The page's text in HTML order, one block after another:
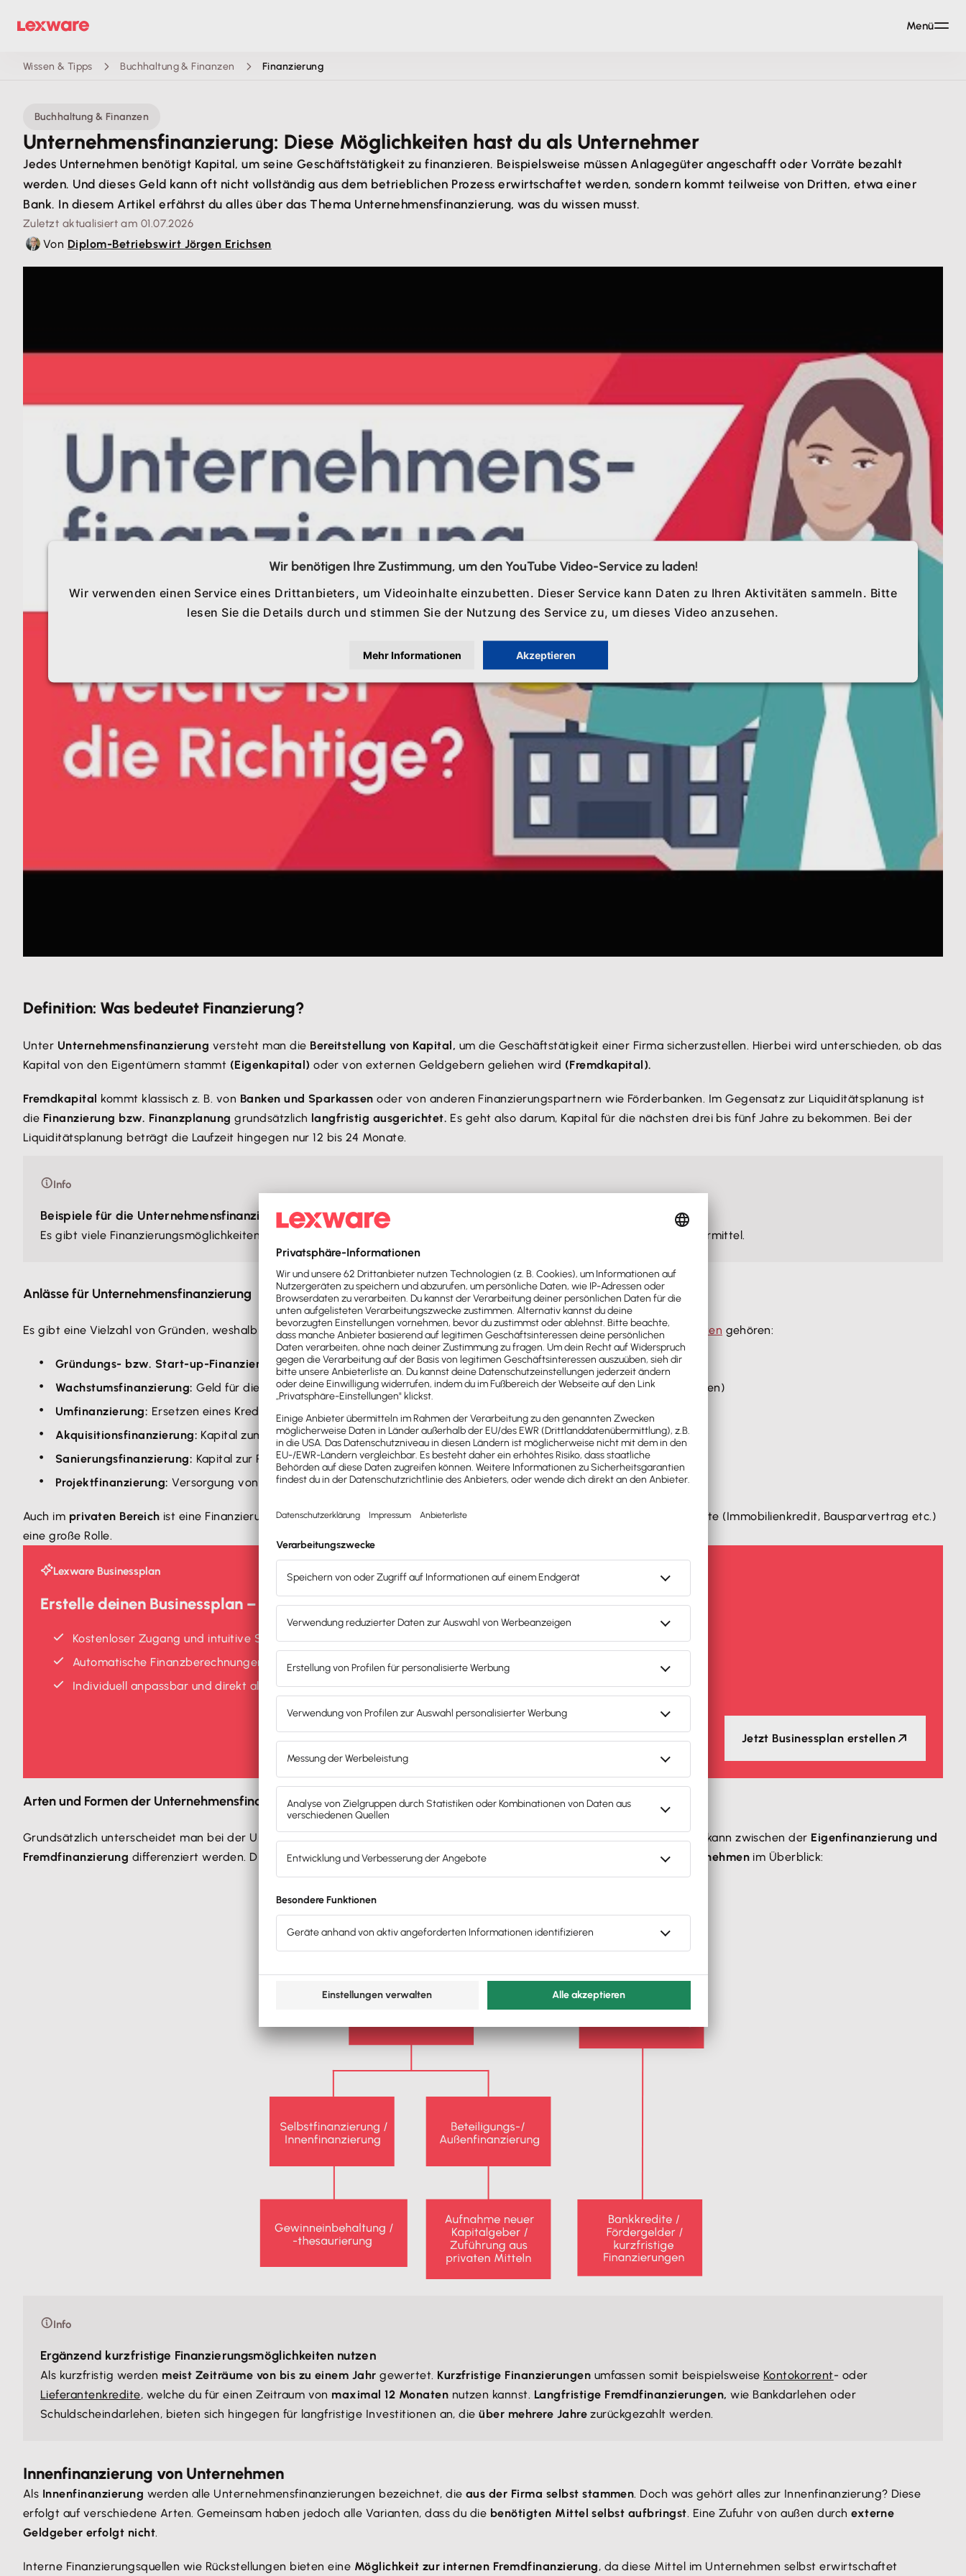
Wissen & Tipps Buchhaltung & Finanzen Finanzierung
Buchhaltung & Finanzen
Unternehmensfinanzierung: Diese Möglichkeiten hast du als Unternehmer
Jedes Unternehmen benötigt Kapital, um seine Geschäftstätigkeit zu finanzieren. Beispielsweise müssen Anlagegüter angeschafft oder Vorräte bezahlt
werden. Und dieses Geld kann oft nicht vollständig aus dem betrieblichen Prozess erwirtschaftet werden, sondern kommt teilweise von Dritten, etwa einer
Bank. In diesem Artikel erfährst du alles über das Thema Unternehmensfinanzierung, was du wissen musst.
Zuletzt aktualisiert am 01.07.2026
Von Diplom-Betriebswirt Jörgen Erichsen
Wir benötigen Ihre Zustimmung, um den YouTube Video-Service zu laden!
Wir verwenden einen Service eines Drittanbieters, um Videoinhalte einzubetten. Dieser Service kann Daten zu Ihren Aktivitäten sammeln. Bitte
lesen Sie die Details durch und stimmen Sie der Nutzung des Service zu, um dieses Video anzusehen.
Mehr Informationen Akzeptieren
Definition: Was bedeutet Finanzierung?
Unter Unternehmensfinanzierung versteht man die Bereitstellung von Kapital, um die Geschäftstätigkeit einer Firma sicherzustellen. Hierbei wird unterschieden, ob das
Kapital von den Eigentümern stammt (Eigenkapital) oder von externen Geldgebern geliehen wird (Fremdkapital).
Fremdkapital kommt klassisch z. B. von Banken und Sparkassen oder von anderen Finanzierungspartnern wie Förderbanken. Im Gegensatz zur Liquiditätsplanung ist
die Finanzierung bzw. Finanzplanung grundsätzlich langfristig ausgerichtet. Es geht also darum, Kapital für die nächsten drei bis fünf Jahre zu bekommen. Bei der
Liquiditätsplanung beträgt die Laufzeit hingegen nur 12 bis 24 Monate.
Info
Beispiele für die Unternehmensfinanzierung
Es gibt viele Finanzierungsmöglichkeiten wie beispielsweise Bankkredite, Beteiligungskapital, Leasing, Factoring oder Fördermittel.
Anlässe für Unternehmensfinanzierung
Es gibt eine Vielzahl von Gründen, weshalb ein Unternehmen eine Finanzierung benötigt. Zu den gängigstenFinanzierungsarten gehören:
Gründungs- bzw. Start-up-Finanzierung:Kapital für die Gründung eines neuen Unternehmens
Wachstumsfinanzierung: Geld für die weitere Expansion eines bestehenden Unternehmens (z. B. zum Kauf von Maschinen)
Umfinanzierung: Ersetzen eines Kredits durch eine andere Finanzierungsform (z. B. Eigenkapital)
Akquisitionsfinanzierung: Kapital zum Kauf oder zur Übernahme einesUnternehmens
Sanierungsfinanzierung: Kapital zur Rettung eines angeschlagenen Unternehmens
Projektfinanzierung: Versorgung von langlaufenden und teuren Projektenin einem Unternehmen mit Kapital
Auch im privaten Bereich ist eine Finanzierung möglich. Hier spielt beispielsweise die Finanzierung einer
durch Kredite (Immobilienkredit, Bausparvertrag etc.)
eine große Rolle.
Lexware Businessplan
Erstelle deinen Businessplan – einfach, kostenlos und professionell!
Kostenloser Zugang und intuitive Schritt-für-Schritt-Anleitung
Automatische Finanzberechnungen für deine Planungssicherheit
Individuell anpassbar und direkt als PDF exportierbar
Jetzt Businessplan erstellen
Arten und Formen der Unternehmensfinanzierung
Grundsätzlich unterscheidet man bei der Unternehmensfinanzierung zwischen verschiedenen Arten der Kapitalerhebung. Es kann zwischen der Eigenfinanzierung und
Fremdfinanzierung differenziert werden. Die Grafik zeigt dir wesentlicheFinanzierungsformen möglichkeiten für Unternehmenim Überblick:
Info
Ergänzend kurzfristige Finanzierungsmöglichkeiten nutzen
Als kurzfristig werden meist Zeiträume von bis zu einem Jahr gewertet. Kurzfristige Finanzierungen umfassen somit beispielsweise Kontokorrent- oder
Lieferantenkredite, welche du für einen Zeitraum von maximal 12 Monaten nutzen kannst. Langfristige Fremdfinanzierungen, wie Bankdarlehen oder
Schuldscheindarlehen, bieten sich hingegen für langfristige Investitionen an, dieüber mehrere Jahre zurückgezahlt werden.
Innenfinanzierung von Unternehmen
Als Innenfinanzierung werden alle Unternehmensfinanzierungen bezeichnet, die aus der Firma selbst stammen. Doch was gehört alles zur Innenfinanzierung? Diese
erfolgt auf verschiedene Arten. Gemeinsam haben jedoch alle Varianten, dass du die benötigten Mittel selbst aufbringst. Eine Zufuhr von außen durchexterne
Geldgeber erfolgt nicht.
Interne Finanzierungsquellen wie Rückstellungen bieten eine Möglichkeit zur internen Fremdfinanzierung, da diese Mittel im Unternehmen selbst erwirtschaftet
Menü